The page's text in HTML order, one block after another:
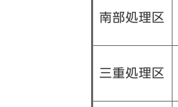
南部処理区
三重処理区